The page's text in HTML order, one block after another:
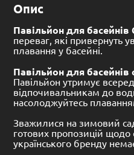
Опис
Павільйон для басейнів
переваг, які привернуть
плавання у басейні.
Павільйон для басейнів
Павільйон утримує
відпочивальникам до
насолоджуйтесь
Зважилися на зимовий
готових пропозицій
українського бренду